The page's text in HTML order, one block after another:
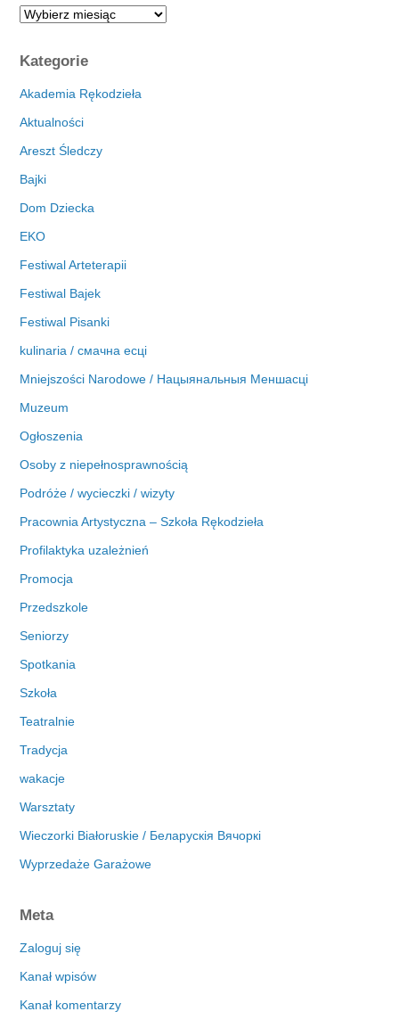
A
c
h
i
a
Kategorie
Akademia Rękodzieła
Aktualności
Areszt Śledczy
Bajki
Dom Dziecka
EKO
Festiwal Arteterapii
Festiwal Bajek
Festiwal Pisanki
kulinaria / смачна есці
Mniejszości Narodowe / Нацыянальныя Меншасці
Muzeum
Ogłoszenia
Osoby z niepełnosprawnością
Podróże / wycieczki / wizyty
Pracownia Artystyczna – Szkoła Rękodzieła
Profilaktyka uzależnień
Promocja
Przedszkole
Seniorzy
Spotkania
Szkoła
Teatralnie
Tradycja
wakacje
Warsztaty
Wieczorki Białoruskie / Беларускія Вячоркі
Wyprzedaże Garażowe
Meta
Zaloguj się
Kanał wpisów
Kanał komentarzy